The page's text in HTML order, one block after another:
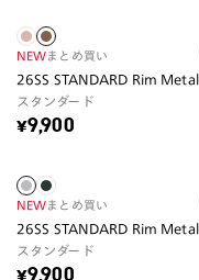
NEWまとめ買い
26SS STANDARD Rim Metal
スタンダード
¥9,900
NEWまとめ買い
26SS STANDARD Rim Metal
スタンダード
¥9,900